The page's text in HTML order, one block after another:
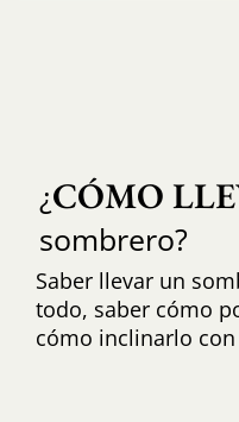
¿CÓMO
sombrero?
Saber llevar un
todo, saber cómo
cómo inclinarlo con